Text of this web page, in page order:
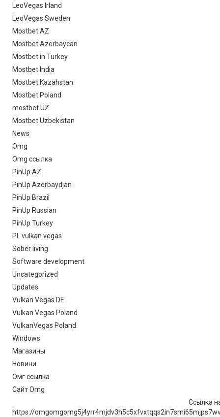
LeoVegas Irland
LeoVegas Sweden
Mostbet AZ
Mostbet Azerbaycan
Mostbet in Turkey
Mostbet India
Mostbet Kazahstan
Mostbet Poland
mostbet UZ
Mostbet Uzbekistan
News
Omg
Omg ссылка
PinUp AZ
PinUp Azerbaydjan
PinUp Brazil
PinUp Russian
PinUp Turkey
PL vulkan vegas
Sober living
Software development
Uncategorized
Updates
Vulkan Vegas DE
Vulkan Vegas Poland
VulkanVegas Poland
Windows
Магазины
Новини
Омг ссылка
Сайт Omg
Ссылка
https://